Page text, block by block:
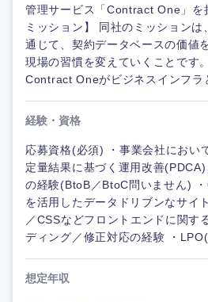
管理サービス「Contract One」を
ミッション】 同社のミッション
通じて、契約データベースの価値
現場の習慣を変えていくことです
Contract Oneがビジネスインフラ
経験・資格
応募資格(必須) ・事業会社におい
定量結果に基づく運用改善
の経験(BtoB／BtoC問いません)
を活用したデータドリブンなサイ
／CSSなどフロントエンドに関す
ディング／修正対応の経験 ・
想定年収